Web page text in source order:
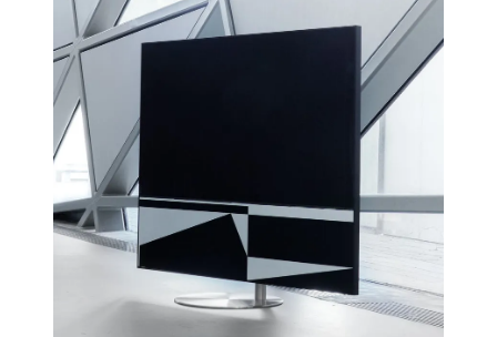
THD+N
(1/8
eistung)
100 Hz <0,04 %
DSP
mit BACCH 3D-Filter
RAUMKORR
EKTUR
Über die iOS-App wird das
eingebaute Mikrofon des
iPhones oder das optionale
Zen Mic verwendet